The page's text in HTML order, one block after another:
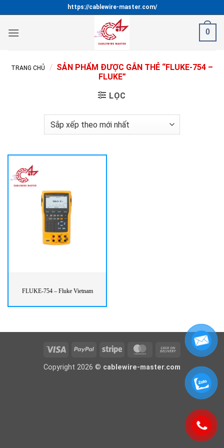
qua
nội
https://cablewire-master.com/
0
TRANG CHỦ / SẢN PHẨM ĐƯỢC GẮN THẺ “FLUKE-754 –
FLUKE”
LỌC
FLUKE-754 – Fluke Vietnam
Visa PayPal Stripe MasterCardCash
Delivery
Copyright 2026 © cablewire-master.com